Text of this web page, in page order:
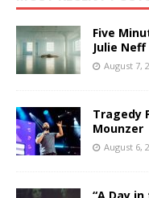
Five
Julie Neff
August 7,
Tragedy
Mounzer
August 6,